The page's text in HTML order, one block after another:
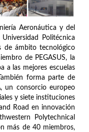
Aeronáutica y del
Politécnica
de ámbito tecnológico
de PEGASUS, la
a las mejores escuelas
forma parte de
un consorcio europeo
y siete instituciones
Road en innovación
Polytechnical
más de 40 miembros,